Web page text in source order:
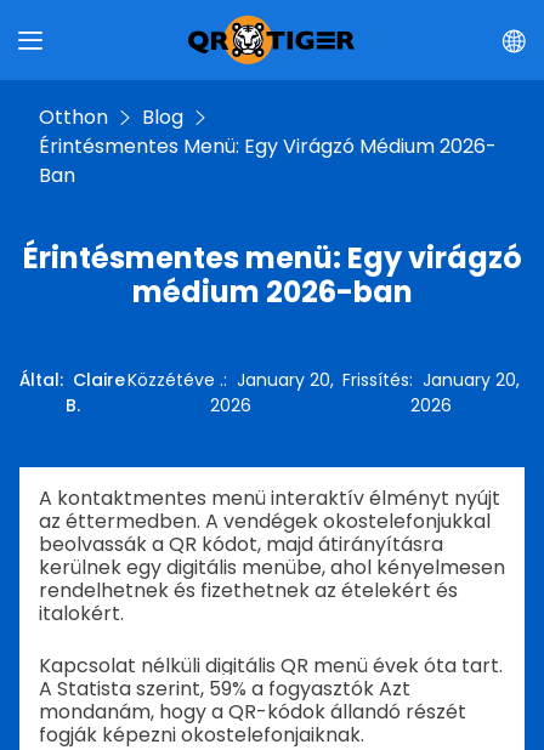
Otthon
Blog
Érintésmentes Menü: Egy Virágzó Médium 2026-
Ban
Érintésmentes menü: Egy virágzó
médium 2026-ban
Által: Claire
B.
Közzétéve .:January 20,
2026
Frissítés: January 20,
2026
A kontaktmentes menü interaktív élményt nyújt
az éttermedben. A vendégek okostelefonjukkal
beolvassák a QR kódot, majd átirányításra
kerülnek egy digitális menübe, ahol kényelmesen
rendelhetnek és fizethetnek az ételekért és
italokért.
Kapcsolat nélküli digitális QR menüévek óta tart.
A Statista szerint, 59% a fogyasztókAzt
mondanám, hogy a QR-kódok állandó részét
fogják képezni okostelefonjaiknak.